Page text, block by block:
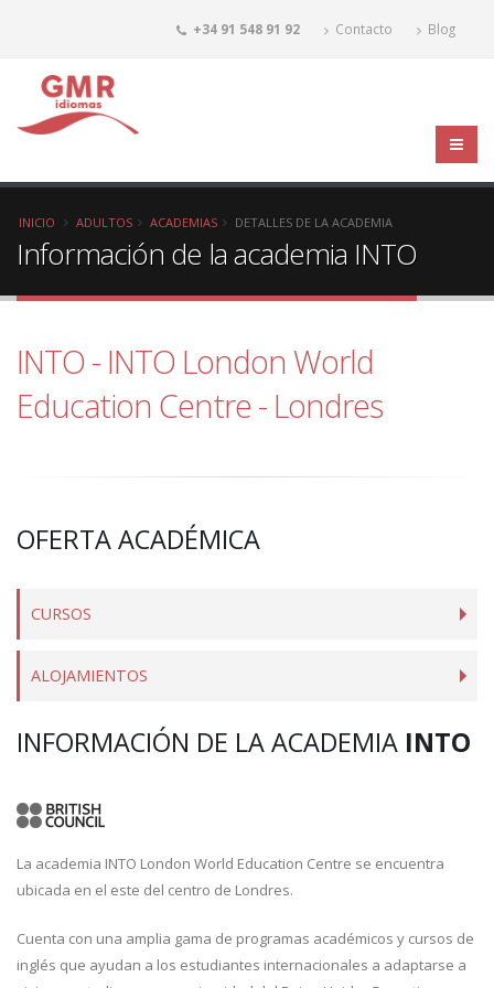
+34 91 548 91 92 Contacto Blog
INICIO ADULTOS ACADEMIAS DETALLES DE LA ACADEMIA
Información de la academia INTO
INTO - INTO London World
Education Centre - Londres
OFERTA ACADÉMICA
CURSOS
ALOJAMIENTOS
INFORMACIÓN DE LA ACADEMIA INTO
La academia INTO London World Education Centre se encuentra
ubicada en el este del centro de Londres.
Cuenta con una amplia gama de programas académicos y cursos de
inglés que ayudan a los estudiantes internacionales a adaptarse a